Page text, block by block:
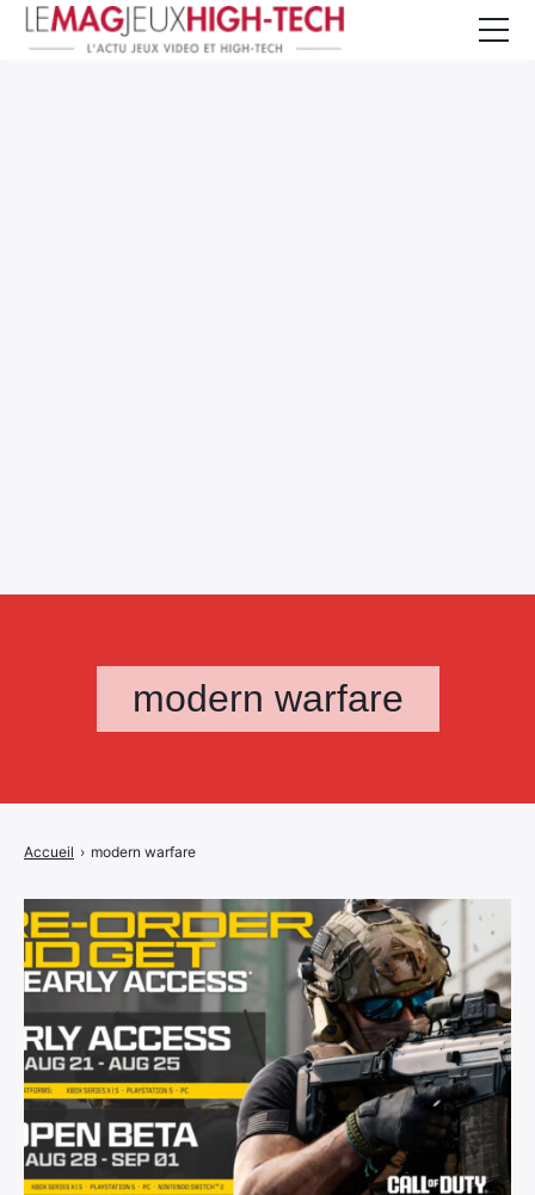
modern warfare
Accueil › modern warfare